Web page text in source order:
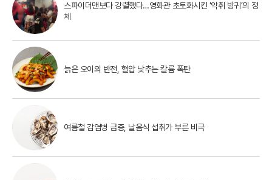
스파이더맨보다 강렬했다…영화관 초토화시킨 ‘악취 방귀’의 정
체
늙은 오이의 반전, 혈압 낮추는 칼륨 폭탄
여름철 감염병 급증, 날음식 섭취가 부른 비극